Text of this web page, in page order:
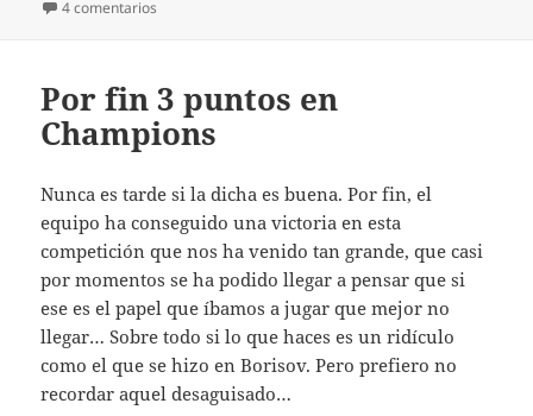
4 comentarios
Por fin 3 puntos en
Champions
Nunca es tarde si la dicha es buena. Por fin, el
equipo ha conseguido una victoria en esta
competición que nos ha venido tan grande, que casi
por momentos se ha podido llegar a pensar que si
ese es el papel que íbamos a jugar que mejor no
llegar… Sobre todo si lo que haces es un ridículo
como el que se hizo en Borisov. Pero prefiero no
recordar aquel desaguisado…